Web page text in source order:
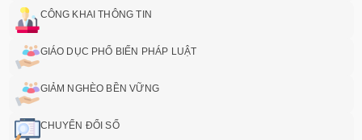
CÔNG KHAI THÔNG TIN
GIÁO DỤC PHỔ BIẾN PHÁP LUẬT
GIẢM NGHÈO BỀN VỮNG
CHUYỂN ĐỔI SỐ